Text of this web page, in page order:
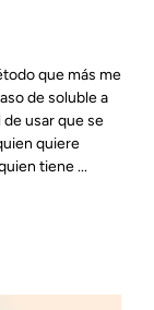
que más me
de soluble a
usar que se
quiere
tiene ...